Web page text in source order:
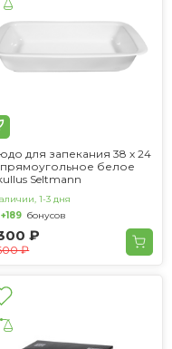
для запекания 38 х 24
белое
Seltmann
₽
₽
1-3 дня
+189 бонусов